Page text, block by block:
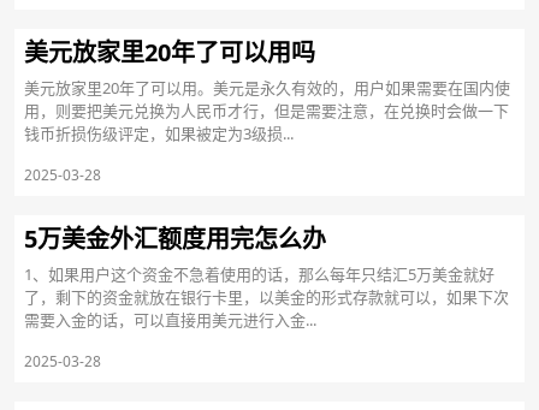
美元放家里20年了可以用吗
美元放家里20年了可以用。美元是永久有效的，用户如果需要在国内使
用，则要把美元兑换为人民币才行，但是需要注意，在兑换时会做一下
钱币折损伤级评定，如果被定为3级损...
2025-03-28
5万美金外汇额度用完怎么办
1、如果用户这个资金不急着使用的话，那么每年只结汇5万美金就好
了，剩下的资金就放在银行卡里，以美金的形式存款就可以，如果下次
需要入金的话，可以直接用美元进行入金...
2025-03-28